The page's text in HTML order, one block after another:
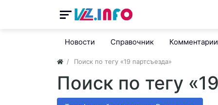
Новости Справочник Комментарии
Поиск по тегу «19 партсъезда»
Поиск по тегу